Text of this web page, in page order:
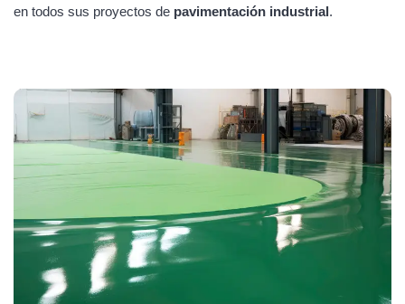
en todos sus proyectos de pavimentación industrial.